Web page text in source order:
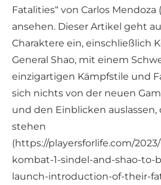
Fatalities“ von Carlos Mendoza
ansehen. Dieser Artikel geht
Charaktere ein, einschließlich
General Shao, mit einem
einzigartigen Kämpfstile und
sich nichts von der neuen
und den Einblicken auslassen,
stehen
(https://playersforlife.com/
kombat-1-sindel-and-shao-to-
launch-introduction-of-their-